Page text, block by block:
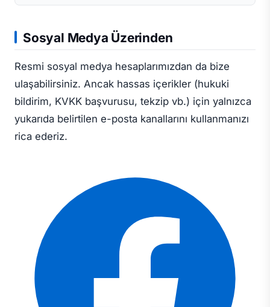
Sosyal Medya Üzerinden
Resmi sosyal medya hesaplarımızdan da bize
ulaşabilirsiniz. Ancak hassas içerikler (hukuki
bildirim, KVKK başvurusu, tekzip vb.) için yalnızca
yukarıda belirtilen e-posta kanallarını kullanmanızı
rica ederiz.